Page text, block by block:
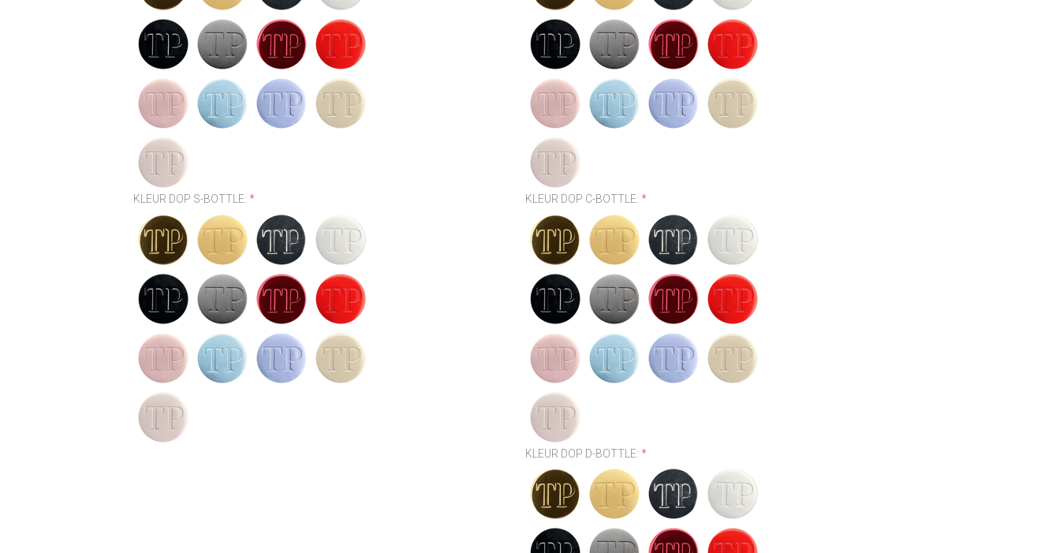
KLEUR DOP S-BOTTLE:* KLEUR DOP C-BOTTLE:*
KLEUR DOP D-BOTTLE:*